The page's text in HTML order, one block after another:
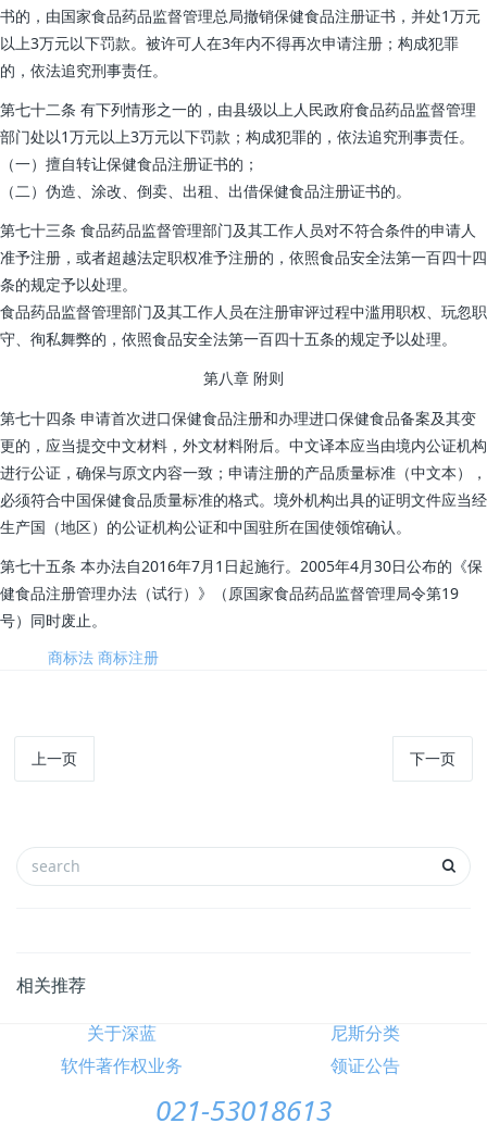
书的，由国家食品药品监督管理总局撤销保健食品注册证书，并处1万元
以上3万元以下罚款。被许可人在3年内不得再次申请注册；构成犯罪
的，依法追究刑事责任。
第七十二条 有下列情形之一的，由县级以上人民政府食品药品监督管理
部门处以1万元以上3万元以下罚款；构成犯罪的，依法追究刑事责任。
（一）擅自转让保健食品注册证书的；
（二）伪造、涂改、倒卖、出租、出借保健食品注册证书的。
第七十三条 食品药品监督管理部门及其工作人员对不符合条件的申请人
准予注册，或者超越法定职权准予注册的，依照食品安全法第一百四十四
条的规定予以处理。
食品药品监督管理部门及其工作人员在注册审评过程中滥用职权、玩忽职
守、徇私舞弊的，依照食品安全法第一百四十五条的规定予以处理。
第八章 附则
第七十四条 申请首次进口保健食品注册和办理进口保健食品备案及其变
更的，应当提交中文材料，外文材料附后。中文译本应当由境内公证机构
进行公证，确保与原文内容一致；申请注册的产品质量标准（中文本），
必须符合中国保健食品质量标准的格式。境外机构出具的证明文件应当经
生产国（地区）的公证机构公证和中国驻所在国使领馆确认。
第七十五条 本办法自2016年7月1日起施行。2005年4月30日公布的《保
健食品注册管理办法（试行）》（原国家食品药品监督管理局令第19
号）同时废止。
商标法 商标注册
上一页 下一页
相关推荐
关于深蓝
尼斯分类
软件著作权业务
领证公告
021-53018613